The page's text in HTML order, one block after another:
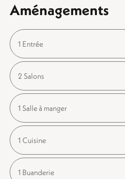
Aménagements
1 Entrée
2 Salons
1 Salle à manger
1 Cuisine
1 Buanderie